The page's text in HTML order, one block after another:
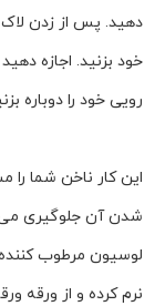
دهید. پس از زدن لاک
خود بزنید. اجازه
رویى خود را دوباره
این کار ناخن شما
شدن آن جلوگیرى مى
لوسیون مرطوب کننده
نرم کرده و از ورقه